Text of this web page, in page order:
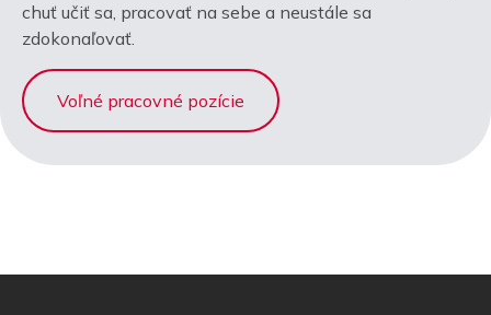
chuť učiť sa, pracovať na sebe a neustále sa
zdokonaľovať.
Voľné pracovné pozície